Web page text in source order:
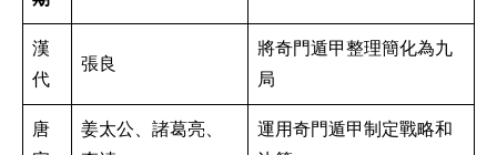
漢
代
張良
將奇門遁甲整理簡化為九
局
唐
姜太公、諸葛亮、
運用奇門遁甲制定戰略和